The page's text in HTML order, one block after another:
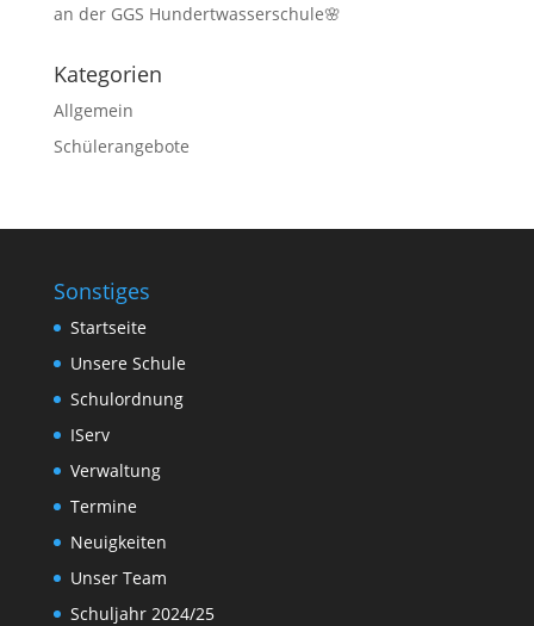
an der GGS Hundertwasserschule🌸
Kategorien
Allgemein
Schülerangebote
Sonstiges
Startseite
Unsere Schule
Schulordnung
IServ
Verwaltung
Termine
Neuigkeiten
Unser Team
Schuljahr 2024/25